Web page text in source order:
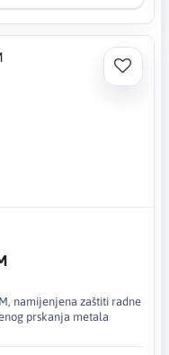
namijenjena zaštiti radne
prskanja metala